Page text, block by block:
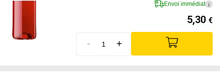
Envoi immédiat i
5,30 €
- +